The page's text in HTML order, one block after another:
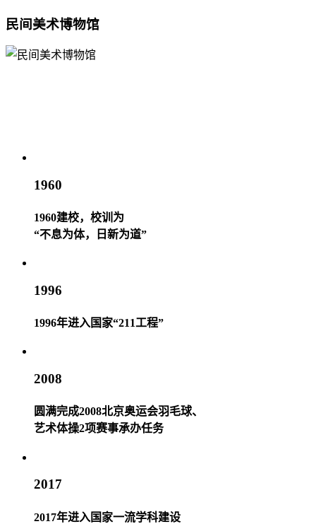
民间美术博物馆
1960
1960建校，校训为
“不息为体，日新为道”
1996
1996年进入国家“211工程”
2008
圆满完成2008北京奥运会羽毛球、
艺术体操2项赛事承办任务
2017
2017年进入国家一流学科建设